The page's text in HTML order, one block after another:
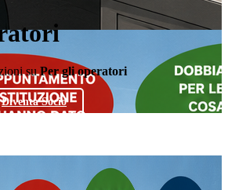
suPer gli operatori
Diventa Socio